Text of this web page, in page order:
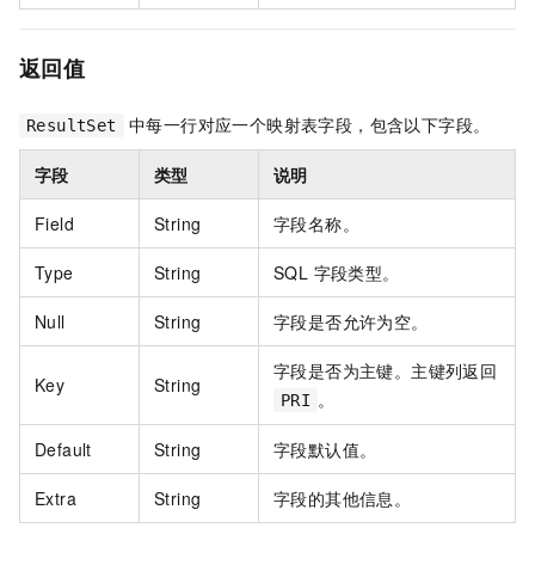
返回值
ResultSet 中每一行对应一个映射表字段，包含以下字段。
字段 类型 说明
Field String 字段名称。
Type String SQL 字段类型。
Null String 字段是否允许为空。
Key String
字段是否为主键。主键列返回
PRI 。
Default String 字段默认值。
Extra String 字段的其他信息。